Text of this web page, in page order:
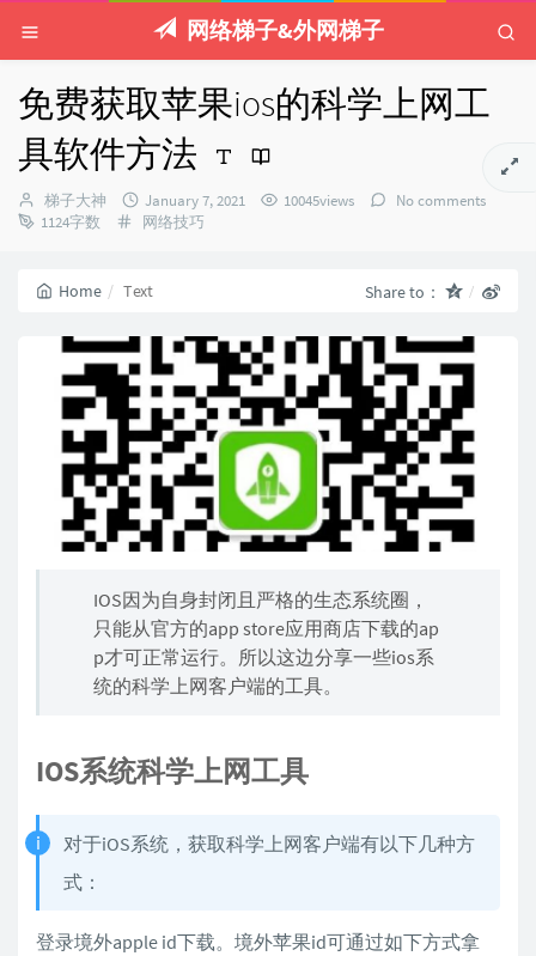
网络梯子&外网梯子
免费获取苹果ios的科学上网工
具软件方法
Author：
梯子大神
发
布
January 7, 2021 10045views
No comments
1124字数
Categories：
网络技巧
Home Text Share to：
IOS因为自身封闭且严格的生态系统圈，
只能从官方的app store应用商店下载的ap
p才可正常运行。所以这边分享一些ios系
统的科学上网客户端的工具。
IOS系统科学上网工具
对于iOS系统，获取科学上网客户端有以下几种方
式：
登录境外apple id下载。境外苹果id可通过如下方式拿